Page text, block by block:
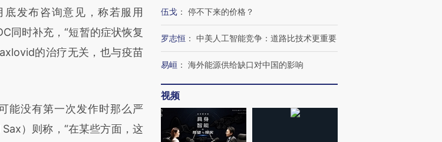
发布咨询意见，称若服用
同时补充，“短暂的症状恢复
的治疗无关，也与疫苗
没有第一次发作时那么严
）则称，“在某些方面，这
伍戈 ： 停不下来的价格？
罗志恒 ： 中美人工智能竞争：道路比技术更重要
易峘 ： 海外能源供给缺口对中国的影响
视频